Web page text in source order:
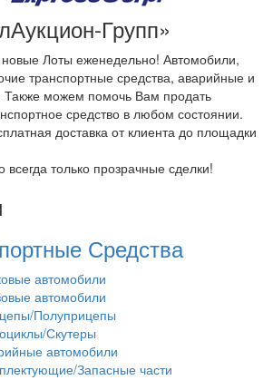
Групп»
Лоты еженедельно! Автомобили,
транспортные средства, аварийные и
Также можем помочь Вам продать
средство в любом состоянии.
доставка от клиента до площадки
всегда только прозрачные сделки!
Средства
автомобили
автомобили
Полуприцепы
Скутеры
автомобили
Запасные части